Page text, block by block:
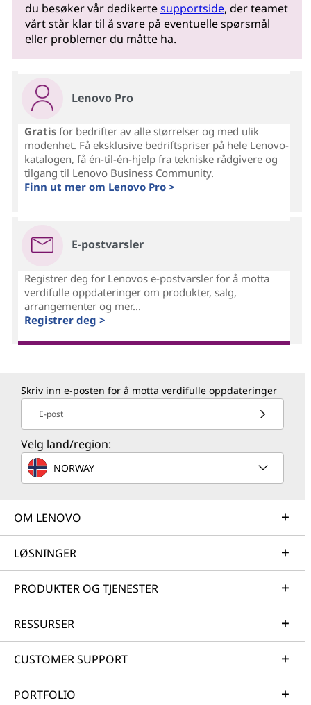
du besøker vår dedikertesupportside, der teamet
vårt står klar til å svare på eventuelle spørsmål
eller problemer du måtte ha.
Lenovo Pro
Gratisfor bedrifter av alle størrelser og med ulik
modenhet. Få eksklusive bedriftspriser på hele Lenovo-
katalogen, få én-til-én-hjelp fra tekniske rådgivere og
tilgang til Lenovo Business Community.
Finn ut mer om Lenovo Pro >
E-postvarsler
Registrer deg for Lenovos e-postvarsler for å motta
verdifulle oppdateringer om produkter, salg,
arrangementer og mer...
Registrer deg >
Skriv inn e-posten for å motta verdifulle oppdateringer
E-post
Velg land/region:
NORWAY
OM LENOVO
LØSNINGER
PRODUKTER OG TJENESTER
RESSURSER
CUSTOMER SUPPORT
PORTFOLIO